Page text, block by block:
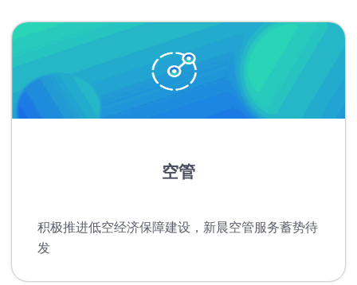
空管
积极推进低空经济保障建设，新晨空管服务蓄势待
发